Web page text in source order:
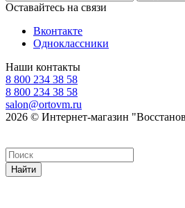
Оставайтесь на связи
Вконтакте
Одноклассники
Наши контакты
8 800 234 38 58
8 800 234 38 58
salon@ortovm.ru
2026 © Интернет-магазин
Найти